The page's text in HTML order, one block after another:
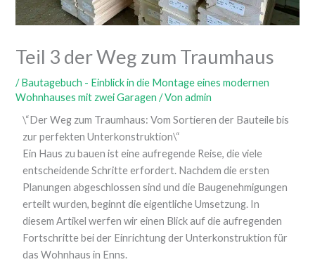
Teil 3 der Weg zum Traumhaus
/Bautagebuch - Einblick in die Montage eines modernen
Wohnhauses mit zwei Garagen / Vonadmin
\“Der Weg zum Traumhaus: Vom Sortieren der Bauteile bis
zur perfekten Unterkonstruktion\“
Ein Haus zu bauen ist eine aufregende Reise, die viele
entscheidende Schritte erfordert. Nachdem die ersten
Planungen abgeschlossen sind und die Baugenehmigungen
erteilt wurden, beginnt die eigentliche Umsetzung. In
diesem Artikel werfen wir einen Blick auf die aufregenden
Fortschritte bei der Einrichtung der Unterkonstruktion für
das Wohnhaus in Enns.